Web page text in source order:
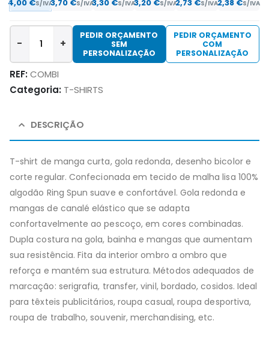
4,00 €S/IVA3,70 €S/IVA3,30 €S/IVA3,20 €S/IVA2,73 €S/IVA2,38 €S/IVA
- +
PEDIR ORÇAMENTO
SEM
PERSONALIZAÇÃO
PEDIR ORÇAMENTO
COM
PERSONALIZAÇÃO
REF:COMBI
Categoria: T-SHIRTS
DESCRIÇÃO
T-shirt de manga curta, gola redonda, desenho bicolor e
corte regular. Confecionada em tecido de malha lisa 100%
algodão Ring Spun suave e confortável. Gola redonda e
mangas de canalé elástico que se adapta
confortavelmente ao pescoço, em cores combinadas.
Dupla costura na gola, bainha e mangas que aumentam
sua resistência. Fita da interior ombro a ombro que
reforça e mantém sua estrutura. Métodos adequados de
marcação: serigrafia, transfer, vinil, bordado, cosidos. Ideal
para têxteis publicitários, roupa casual, roupa desportiva,
roupa de trabalho, souvenir, merchandising, etc.